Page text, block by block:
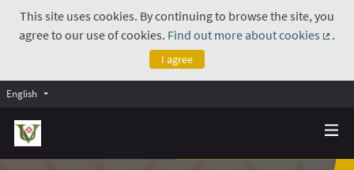
This site uses cookies. By continuing to browse the site, you
agree to our use of cookies. Find out more about cookies
.
I agree
English